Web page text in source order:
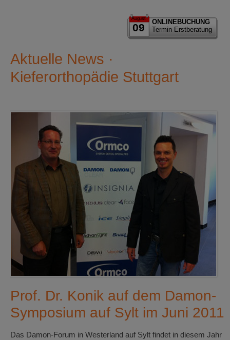
August
09
ONLINEBUCHUNG
Termin Erstberatung
Aktuelle News ·
Kieferorthopädie Stuttgart
Prof. Dr. Konik auf dem Damon-
Symposium auf Sylt im Juni 2011
Das Damon-Forum in Westerland auf Sylt findet in diesem Jahr